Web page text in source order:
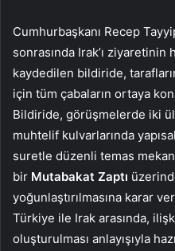
Cumhurbaşkanı Recep
sonrasında Irak’ı ziyaretinin
kaydedilen bildiride,
için tüm çabaların ortaya
Bildiride, görüşmelerde iki
muhtelif kulvarlarında
suretle düzenli temas
bir Mutabakat Zaptı
yoğunlaştırılmasına karar
Türkiye ile Irak arasında,
oluşturulması anlayışıyla